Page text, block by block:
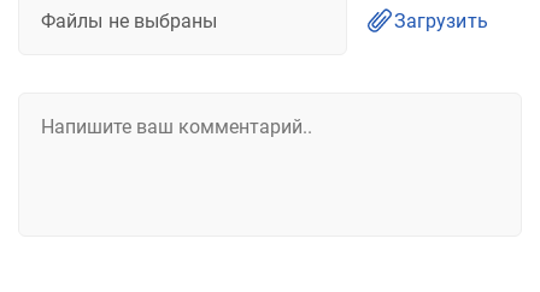
Файлы не выбраны Загрузить